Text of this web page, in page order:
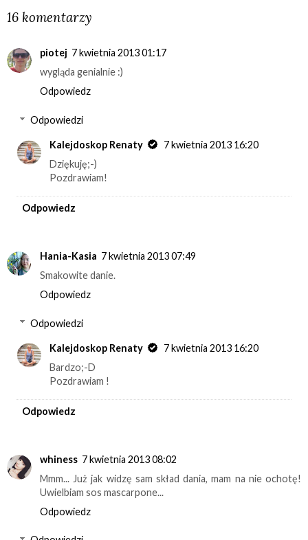
16 komentarzy
piotej 7 kwietnia 2013 01:17
wygląda genialnie :)
Odpowiedz
Odpowiedzi
Kalejdoskop Renaty
7 kwietnia 2013 16:20
Dziękuję;-)
Pozdrawiam!
Odpowiedz
Hania-Kasia 7 kwietnia 2013 07:49
Smakowite danie.
Odpowiedz
Odpowiedzi
Kalejdoskop Renaty
7 kwietnia 2013 16:20
Bardzo;-D
Pozdrawiam !
Odpowiedz
whiness 7 kwietnia 2013 08:02
Mmm... Już jak widzę sam skład dania, mam na nie ochotę!
Uwielbiam sos mascarpone...
Odpowiedz